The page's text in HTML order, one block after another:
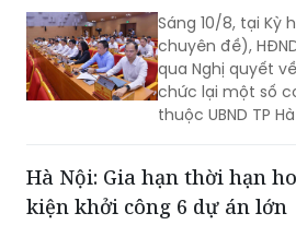
Thành lập, tổ chức lại một
chuyên môn thuộc UBND
Sáng 10/8, tại Kỳ
chuyên đề),
chức lại một số
thuộc UBND TP Hà